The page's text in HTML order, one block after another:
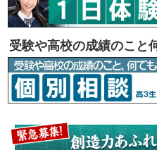
受験や高校の成績のこと